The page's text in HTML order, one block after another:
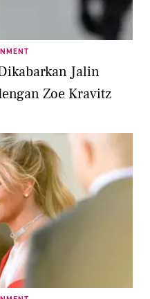
Jalin
Zoe Kravitz